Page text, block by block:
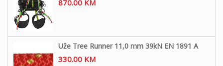
870.00 KM
Uže Tree Runner 11,0 mm 39kN EN 1891 A
330.00 KM